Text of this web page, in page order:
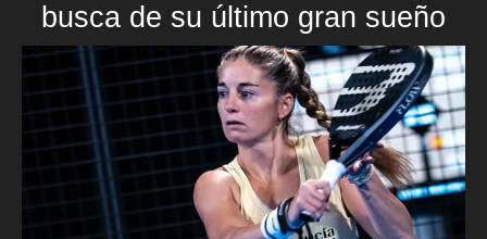
busca de su último gran sueño